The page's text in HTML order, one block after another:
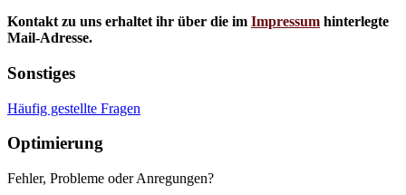
Kontakt zu uns erhaltet ihr über die im Impressum hinterlegte
Mail-Adresse.
Sonstiges
Häufig gestellte Fragen
Optimierung
Fehler, Probleme oder Anregungen?